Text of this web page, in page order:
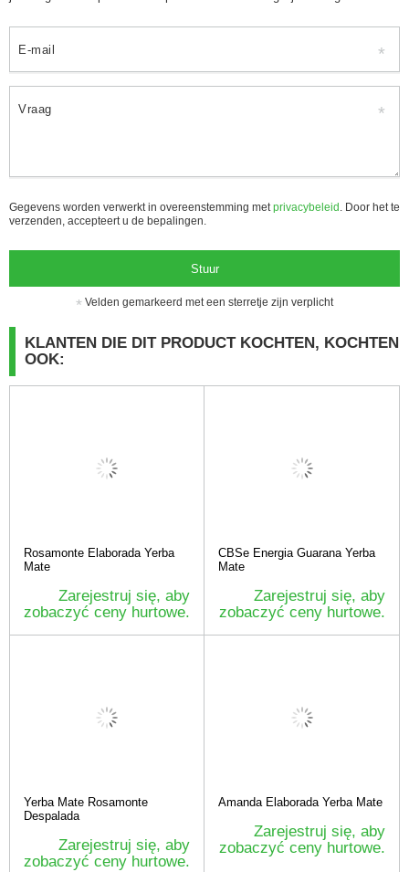
E-mail
Vraag
Gegevens worden verwerkt in overeenstemming met privacybeleid
. Door het te
verzenden, accepteert u de bepalingen.
Stuur
Velden gemarkeerd met een sterretje zijn verplicht
KLANTEN DIE DIT PRODUCT KOCHTEN, KOCHTEN
OOK:
Rosamonte Elaborada Yerba
Mate
Zarejestruj się, aby
zobaczyć ceny hurtowe.
CBSe Energia Guarana Yerba
Mate
Zarejestruj się, aby
zobaczyć ceny hurtowe.
Yerba Mate Rosamonte
Despalada
Zarejestruj się, aby
zobaczyć ceny hurtowe.
Amanda Elaborada Yerba Mate
Zarejestruj się, aby
zobaczyć ceny hurtowe.